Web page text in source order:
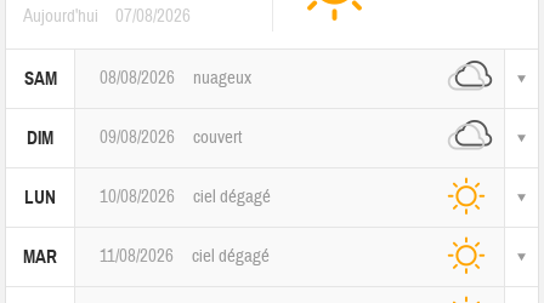
Aujourd'hui 07/08/2026
SAM 08/08/2026 nuageux
DIM 09/08/2026 couvert
LUN 10/08/2026 ciel dégagé
MAR 11/08/2026 ciel dégagé